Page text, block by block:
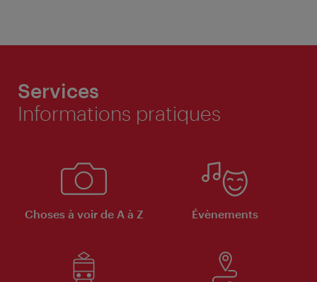
Services
Informations pratiques
Choses à voir de A à Z Évènements